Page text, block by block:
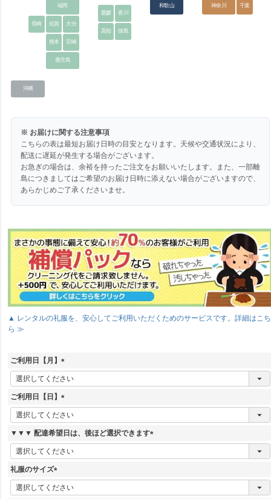
神奈川 千葉
和歌山
香川
愛媛
徳島
高知
福岡
佐賀 大分
熊本
長崎
宮崎
鹿児島
沖縄
※ お届けに関する注意事項
こちらの表は最短お届け日時の目安となります。天候や交通状況により、
配送に遅延が発生する場合がございます。
お急ぎの場合は、余裕を持ったご注文をお願いいたします。また、一部離
島につきましてはご希望のお届け日時に添えない場合がございますので、
あらかじめご了承くださいませ。
▲ レンタルの礼服を、安心してご利用いただくためのサービスです。詳細はこち
ら ≫
ご利用日【月】
(
必
須
)
ご利用日【日】
(
必
須
)
▼▼▼ 配達希望日は、後ほど選択できます
(
必
)
礼服のサイズ
(
必